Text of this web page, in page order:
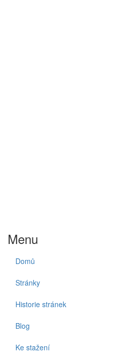
Menu
Domů
Stránky
Historie stránek
Blog
Ke stažení